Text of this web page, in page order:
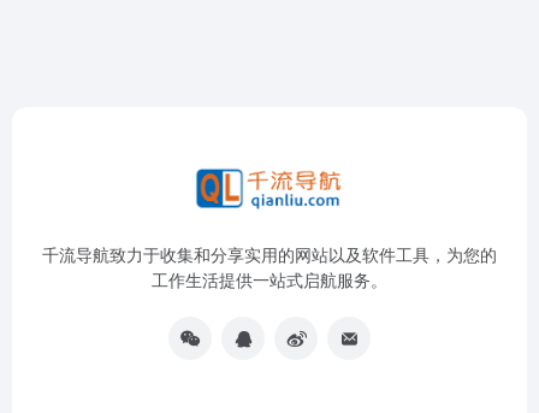
千流导航致力于收集和分享实用的网站以及软件工具，为您的
工作生活提供一站式启航服务。